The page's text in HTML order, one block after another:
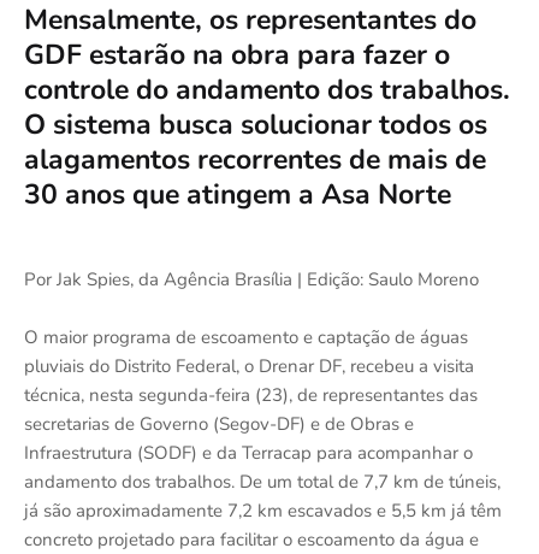
Mensalmente, os representantes do
GDF estarão na obra para fazer o
controle do andamento dos trabalhos.
O sistema busca solucionar todos os
alagamentos recorrentes de mais de
30 anos que atingem a Asa Norte
Por Jak Spies, da Agência Brasília | Edição: Saulo Moreno
O maior programa de escoamento e captação de águas
pluviais do Distrito Federal, o Drenar DF, recebeu a visita
técnica, nesta segunda-feira (23), de representantes das
secretarias de Governo (Segov-DF) e de Obras e
Infraestrutura (SODF) e da Terracap para acompanhar o
andamento dos trabalhos. De um total de 7,7 km de túneis,
já são aproximadamente 7,2 km escavados e 5,5 km já têm
concreto projetado para facilitar o escoamento da água e